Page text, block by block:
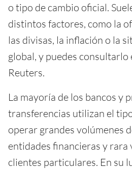
o tipo de cambio oficial.
distintos factores, como la
las divisas, la inflación o la
global, y puedes consultarlo
Reuters.
La mayoría de los bancos y
transferencias utilizan el
operar grandes volúmenes
entidades financieras y rara
clientes particulares. En su